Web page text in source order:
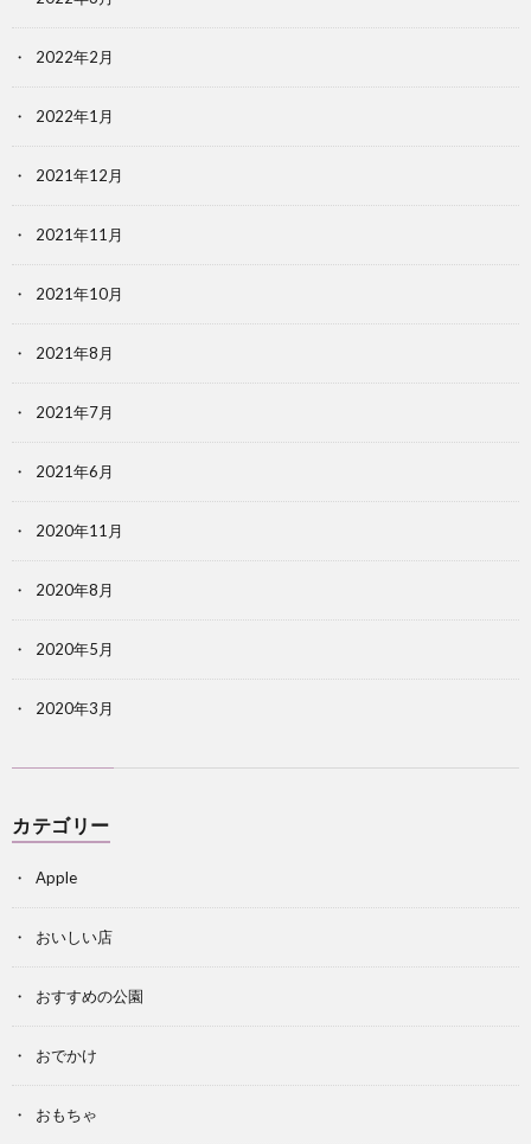
2022年2月
2022年1月
2021年12月
2021年11月
2021年10月
2021年8月
2021年7月
2021年6月
2020年11月
2020年8月
2020年5月
2020年3月
カテゴリー
Apple
おいしい店
おすすめの公園
おでかけ
おもちゃ